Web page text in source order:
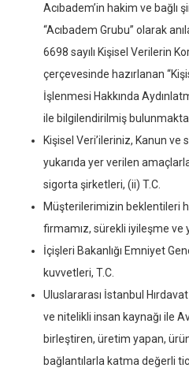
Acıbadem’in hakim ve bağlı
“Acıbadem Grubu” olarak
6698 sayılı Kişisel Verilerin
çerçevesinde hazırlanan
İşlenmesi Hakkında
ile bilgilendirilmiş
Kişisel Veri’ileriniz, Kanun
yukarıda yer verilen
sigorta şirketleri, (ii) T.C.
Müşterilerimizin beklentileri
firmamız, sürekli iyileşme ve
İçişleri Bakanlığı Emniyet
kuvvetleri, T.C.
Uluslararası İstanbul
ve nitelikli insan kaynağı ile
birleştiren, üretim yapan,
bağlantılarla katma değerli